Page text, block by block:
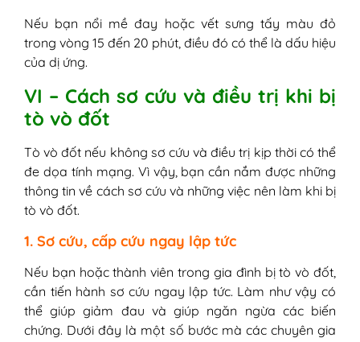
Nếu bạn nổi mề đay hoặc vết sưng tấy màu đỏ
trong vòng 15 đến 20 phút, điều đó có thể là dấu hiệu
của dị ứng.
VI – Cách sơ cứu và điều trị khi bị
tò vò đốt
Tò vò đốt nếu không sơ cứu và điều trị kịp thời có thể
đe dọa tính mạng. Vì vậy, bạn cần nắm được những
thông tin về cách sơ cứu và những việc nên làm khi bị
tò vò đốt.
1. Sơ cứu, cấp cứu ngay lập tức
Nếu bạn hoặc thành viên trong gia đình bị tò vò đốt,
cần tiến hành sơ cứu ngay lập tức. Làm như vậy có
thể giúp giảm đau và giúp ngăn ngừa các biến
chứng. Dưới đây là một số bước mà các chuyên gia